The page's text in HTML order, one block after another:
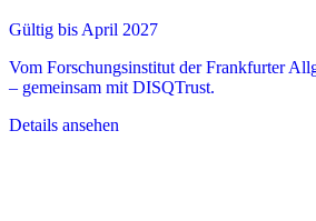
Gültig bis April 2027
Vom Forschungsinstitut der Frankfurter
– gemeinsam mit DISQTrust.
Details ansehen